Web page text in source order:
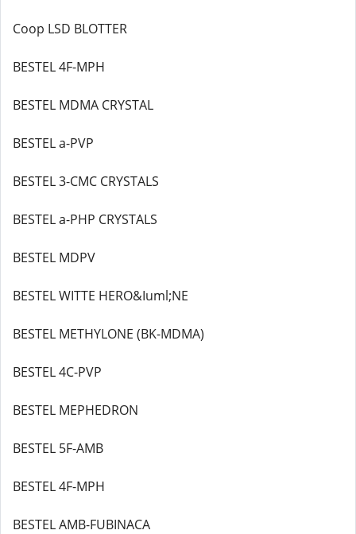
Coop LSD BLOTTER
BESTEL 4F-MPH
BESTEL MDMA CRYSTAL
BESTEL a-PVP
BESTEL 3-CMC CRYSTALS
BESTEL a-PHP CRYSTALS
BESTEL MDPV
BESTEL WITTE HERO&Iuml;NE
BESTEL METHYLONE (BK-MDMA)
BESTEL 4C-PVP
BESTEL MEPHEDRON
BESTEL 5F-AMB
BESTEL 4F-MPH
BESTEL AMB-FUBINACA